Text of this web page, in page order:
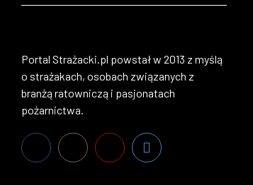
Portal Strażacki.pl powstał w 2013 z myślą
o strażakach, osobach związanych z
branżą ratowniczą i pasjonatach
pożarnictwa.